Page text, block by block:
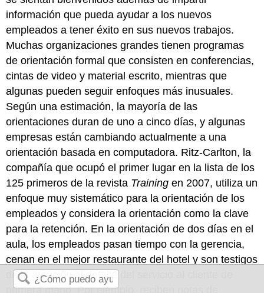
información que pueda ayudar a los nuevos
empleados a tener éxito en sus nuevos trabajos.
Muchas organizaciones grandes tienen programas
de orientación formal que consisten en conferencias,
cintas de video y material escrito, mientras que
algunas pueden seguir enfoques más inusuales.
Según una estimación, la mayoría de las
orientaciones duran de uno a cinco días, y algunas
empresas están cambiando actualmente a una
orientación basada en computadora. Ritz-Carlton, la
compañía que ocupó el primer lugar en la lista de los
125 primeros de la revista Training en 2007, utiliza un
enfoque muy sistemático para la orientación de los
empleados y considera la orientación como la clave
para la retención. En la orientación de dos días en el
aula, los empleados pasan tiempo con la gerencia,
cenan en el mejor restaurante del hotel y son testigos
de la atención al detalle del servicio al cliente de
primera mano. Por ejemplo, reciben notas de